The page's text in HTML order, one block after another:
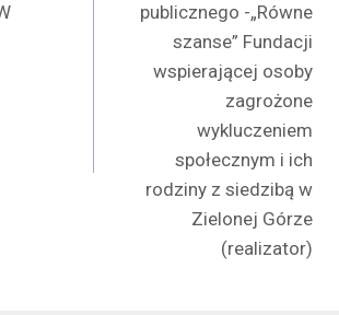
publicznego -„Równe
szanse” Fundacji
wspierającej osoby
zagrożone
wykluczeniem
społecznym i ich
rodziny z siedzibą w
Zielonej Górze
(realizator)